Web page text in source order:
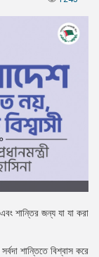
এবং শান্তির জন্য যা যা করা
শান্তিতে বিশ্বাস করে